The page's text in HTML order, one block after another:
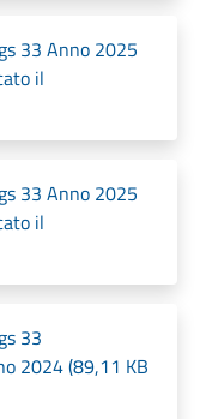
33 Anno 2025
il
33 Anno 2025
il
33
2024 (89,11 KB